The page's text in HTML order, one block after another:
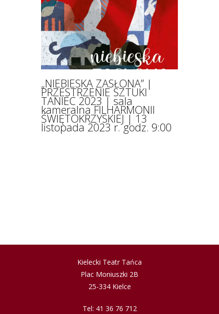
„NIEBIESKA ZASŁONA” |
PRZESTRZENIE SZTUKI
TANIEC 2023 | sala
kameralna FILHARMONII
ŚWIĘTOKRZYSKIEJ | 13
listopada 2023 r. godz. 9:00
Kielecki Teatr Tańca
Plac Moniuszki 2B
25-334 Kielce
Tel: 41 36 76 712